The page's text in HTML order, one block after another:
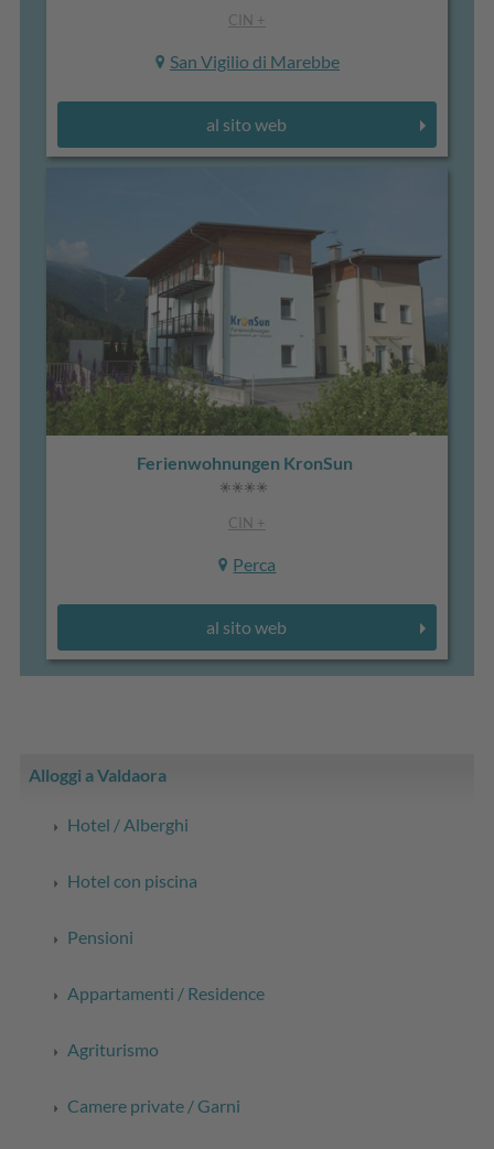
CIN +
San Vigilio di Marebbe
al sito web
Ferienwohnungen KronSun
CIN +
Perca
al sito web
Alloggi a Valdaora
Hotel / Alberghi
Hotel con piscina
Pensioni
Appartamenti / Residence
Agriturismo
Camere private / Garni